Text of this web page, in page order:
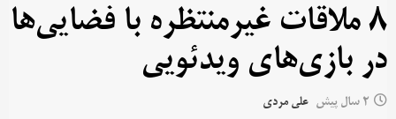
۸ ملاقات غیرمنتظره با فضایی‌ها
در بازی‌های ویدئویی
2 سال پیش علی مردی